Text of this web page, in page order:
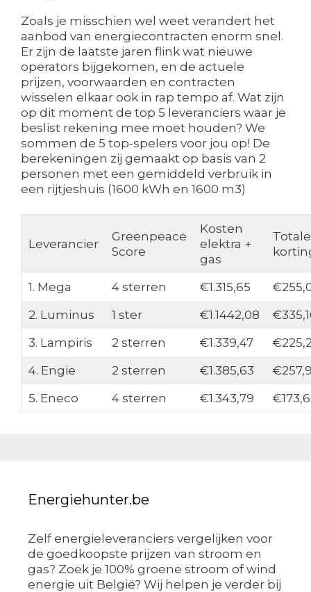
Zoals je misschien wel weet verandert het
aanbod van energiecontracten enorm snel.
Er zijn de laatste jaren flink wat nieuwe
operators bijgekomen, en de actuele
prijzen, voorwaarden en contracten
wisselen elkaar ook in rap tempo af. Wat zijn
op dit moment de top 5 leveranciers waar je
beslist rekening mee moet houden? We
sommen de 5 top-spelers voor jou op! De
berekeningen zij gemaakt op basis van 2
personen met een gemiddeld verbruik in
een rijtjeshuis (1600 kWh en 1600 m3)
Leverancier
Greenpeace
Score
Kosten
elektra +
gas
Totale
1. Mega 4 sterren €1.315,65
2. Luminus
1 ster €1.1442,08
3. Lampiris
2 sterren €1.339,47
4. Engie
2 sterren €1.385,63
5. Eneco
4 sterren €1.343,79
Energiehunter.be
Zelf energieleveranciers vergelijken voor
de goedkoopste prijzen van stroom en
gas? Zoek je 100% groene stroom of wind
energie uit België? Wij helpen je verder bij